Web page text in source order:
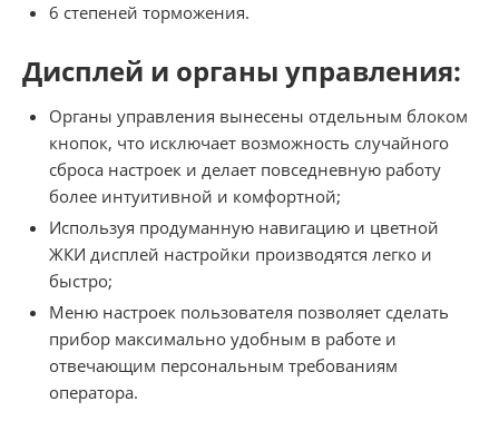
6 степеней торможения.
Дисплей и органы управления:
Органы управления вынесены отдельным блоком
кнопок, что исключает возможность случайного
сброса настроек и делает повседневную работу
более интуитивной и комфортной;
Используя продуманную навигацию и цветной
ЖКИ дисплей настройки производятся легко и
быстро;
Меню настроек пользователя позволяет сделать
прибор максимально удобным в работе и
отвечающим персональным требованиям
оператора.